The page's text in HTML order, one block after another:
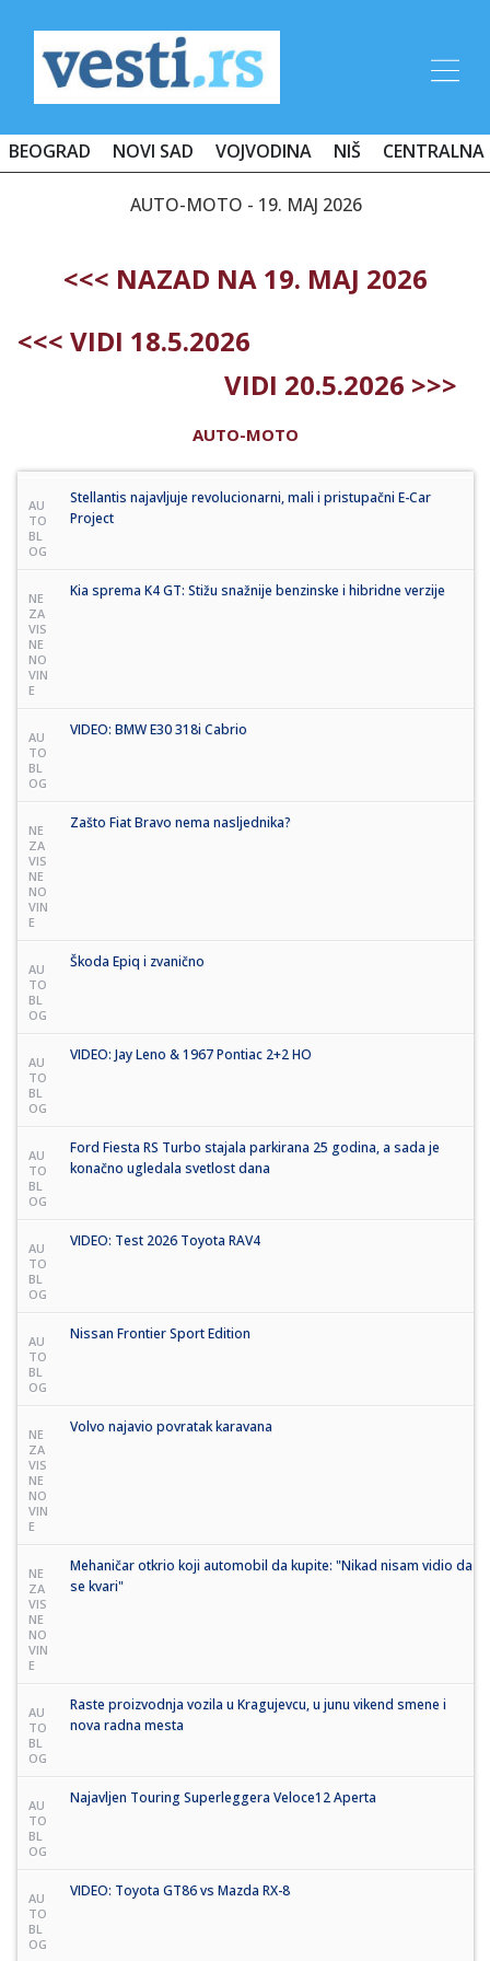
BEOGRAD NOVI SAD VOJVODINA NIŠ CENTRALNA
AUTO-MOTO - 19. MAJ 2026
<<< NAZAD NA 19. MAJ 2026
<<< VIDI 18.5.2026
VIDI 20.5.2026 >>>
AUTO-MOTO
AU
TO
BL
OG
Stellantis najavljuje revolucionarni, mali i pristupačni E-Car
Project
NE
ZA
VIS
NE
NO
VIN
E
Kia sprema K4 GT: Stižu snažnije benzinske i hibridne verzije
AU
TO
BL
OG
VIDEO: BMW E30 318i Cabrio
NE
ZA
VIS
NE
NO
VIN
E
Zašto Fiat Bravo nema nasljednika?
AU
TO
BL
OG
Škoda Epiq i zvanično
AU
TO
BL
OG
VIDEO: Jay Leno & 1967 Pontiac 2+2 HO
AU
TO
BL
OG
Ford Fiesta RS Turbo stajala parkirana 25 godina, a sada je
konačno ugledala svetlost dana
AU
TO
BL
OG
VIDEO: Test 2026 Toyota RAV4
AU
TO
BL
OG
Nissan Frontier Sport Edition
NE
ZA
VIS
NE
NO
VIN
E
Volvo najavio povratak karavana
NE
ZA
VIS
NE
NO
VIN
E
Mehaničar otkrio koji automobil da kupite: "Nikad nisam vidio da
se kvari"
AU
TO
BL
OG
Raste proizvodnja vozila u Kragujevcu, u junu vikend smene i
nova radna mesta
AU
TO
BL
OG
Najavljen Touring Superleggera Veloce12 Aperta
AU
TO
BL
OG
VIDEO: Toyota GT86 vs Mazda RX-8